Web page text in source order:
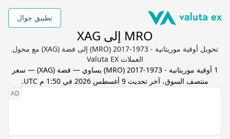
تطبيق جوال
MRO إلى XAG
تحويل أوقية موريتانية - 1973-2017 (MRO) إلى فضة (XAG) مع محول
العملات Valuta EX
1 أوقية موريتانية - 1973-2017 (
MRO) يساوي — فضة (
XAG) — سعر
منتصف السوق، آخر تحديث 9 أغسطس 2026 في 1:50 م UTC .